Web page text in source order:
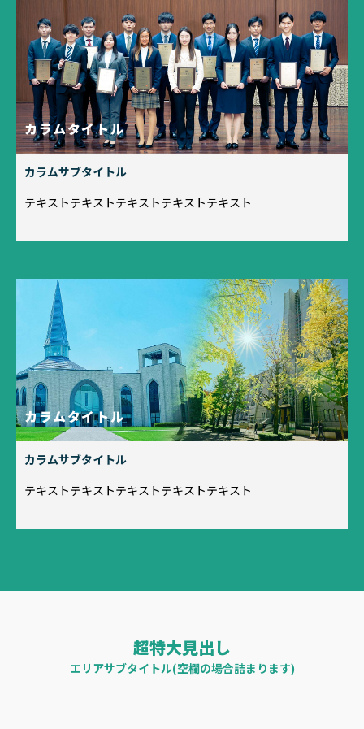
カラムタイトル
カラムサブタイトル
テキストテキストテキストテキストテキスト
カラムタイトル
カラムサブタイトル
テキストテキストテキストテキストテキスト
超特大見出し
エリアサブタイトル(空欄の場合詰まります)